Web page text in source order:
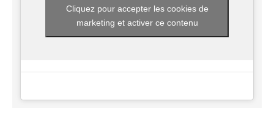
Cliquez pour accepter les cookies de
marketing et activer ce contenu